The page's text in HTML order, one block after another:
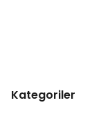
Kategoriler